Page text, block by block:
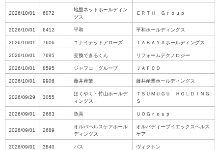
2026/10/01 6072
地盤ネットホールディン
グス
ＥＲＴＨ Ｇｒｏｕｐ
2026/10/01 6412 平和 平和ホールディングス
2026/10/01 7606 ユナイテッドアローズ ＴＡＢＡＹＡホールディングス
2026/10/01 7695 交換できるくん リフォームテクノロジー
2026/10/01 8595 ジャフコ グループ ＪＡＦＣＯ
2026/10/01 9906 藤井産業 藤井産業ホールディングス
2026/09/29 3055
ほくやく・竹山ホールデ
ィングス
ＴＳＵＭＵＧＵ ＨＯＬＤＩＮＧ
Ｓ
2026/09/01 2683 魚喜 ＵＯＧｒｏｕｐ
2026/09/01 2689
オルバヘルスケアホール
ディングス
オルバディーブイエックスヘルス
ケア
2026/09/01 3840 パス ヴィクトン